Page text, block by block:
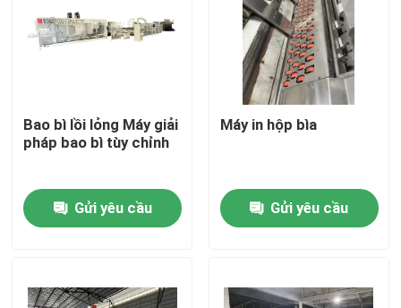
Trang chủ
Bao bì lồi lỏng Máy giải
pháp bao bì tùy chỉnh
Gửi yêu cầu
Máy in hộp bìa
Gửi yêu cầu